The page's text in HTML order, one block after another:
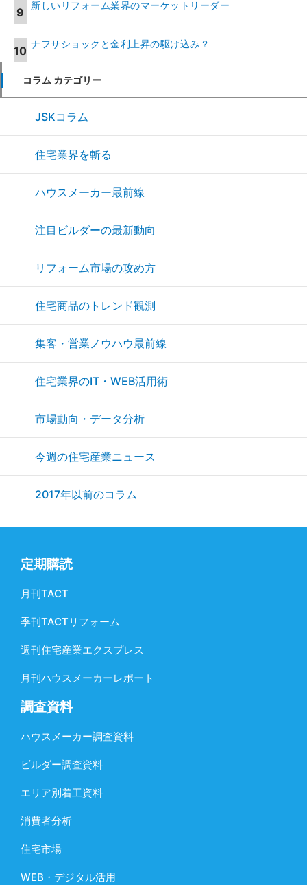
新しいリフォーム業界のマーケットリーダー
ナフサショックと金利上昇の駆け込み？
コラム カテゴリー
JSKコラム
住宅業界を斬る
ハウスメーカー最前線
注目ビルダーの最新動向
リフォーム市場の攻め方
住宅商品のトレンド観測
集客・営業ノウハウ最前線
住宅業界のIT・WEB活用術
市場動向・データ分析
今週の住宅産業ニュース
2017年以前のコラム
定期購読
月刊TACT
季刊TACTリフォーム
週刊住宅産業エクスプレス
月刊ハウスメーカーレポート
調査資料
ハウスメーカー調査資料
ビルダー調査資料
エリア別着工資料
消費者分析
住宅市場
WEB・デジタル活用